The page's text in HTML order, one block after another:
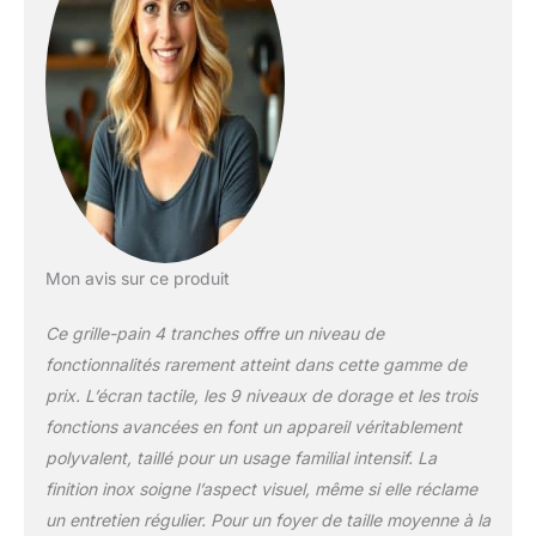
regola automaticamente il tempo in base
alla temperatura interna. Lo schermo
colorato mostra il tempo di cottura
rimanente, in modo da poter fare un po'
di sonnellino in più! 【9 niveaux de
grillage réglables】Choisissez la nuance
de brunissement parfaite pour votre
pain. De légèrement chaud à sombre et
croustillant. Le réglage moyen
spécialement développé - 5 vitesses -
permet de cuire un pain délicieux qui
brûlée. Parallèlement, la fonction de
permet de réchauffer rapidement et de
maintenir au chaud le pain
précédemment grillé à des températures
plus basses sans le brûler. 【Tostado
uniforme y más rápido】1400W de alta
potencia, acorta el tiempo de tostado en
un 50%, tuesta rápidamente la
Mon avis sur ce produit
Ce grille-pain 4 tranches offre un niveau de
fonctionnalités rarement atteint dans cette gamme de
prix. L’écran tactile, les 9 niveaux de dorage et les trois
fonctions avancées en font un appareil véritablement
polyvalent, taillé pour un usage familial intensif. La
finition inox soigne l’aspect visuel, même si elle réclame
un entretien régulier. Pour un foyer de taille moyenne à la